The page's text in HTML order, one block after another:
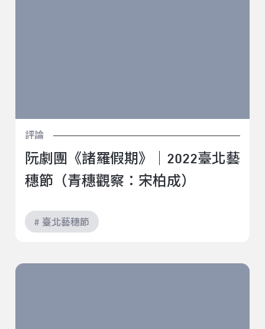
評論
阮劇團《諸羅假期》｜2022臺北藝
穗節（青穗觀察：宋柏成）
# 臺北藝穗節
白鹿迷路《夢拾夜——成癮 100》｜2022臺北藝穗節